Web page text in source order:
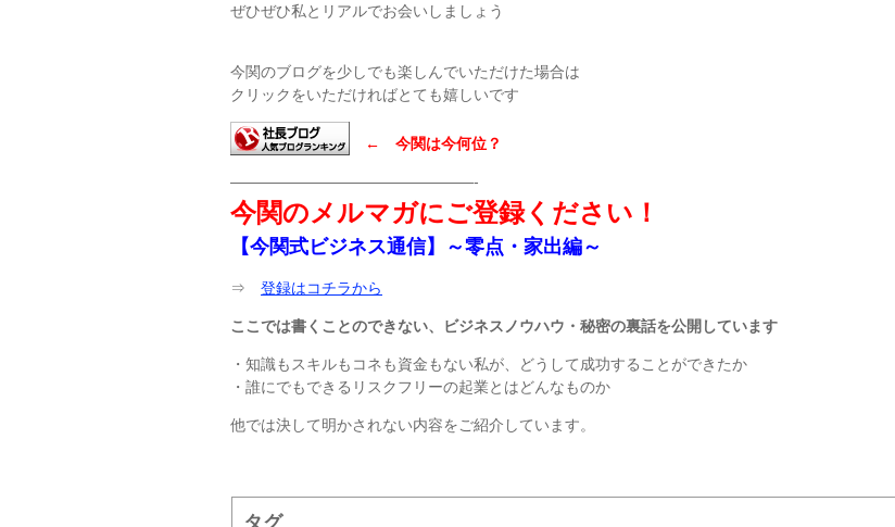
ぜひぜひ私とリアルでお会いしましょう
今関のブログを少しでも楽しんでいただけた場合は
クリックをいただければとても嬉しいです
← 今関は今何位？
————————————————-
今関のメルマガにご登録ください！
【今関式ビジネス通信】～零点・家出編～
⇒ 登録はコチラから
ここでは書くことのできない、ビジネスノウハウ・秘密の裏話を公開しています
・知識もスキルもコネも資金もない私が、どうして成功することができたか
・誰にでもできるリスクフリーの起業とはどんなものか
他では決して明かされない内容をご紹介しています。
タグ